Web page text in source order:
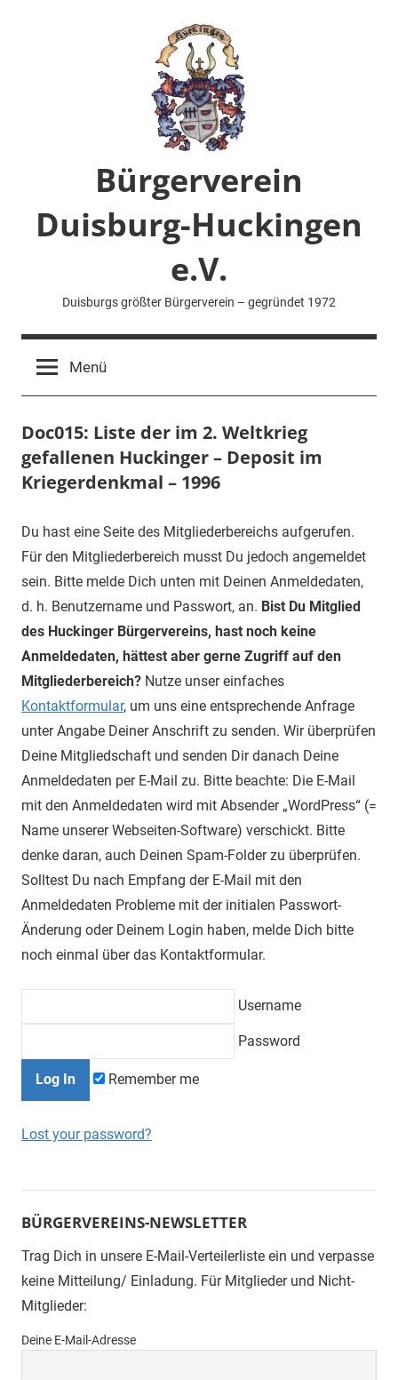
Bürgerverein
Duisburg-Huckingen
e.V.
Duisburgs größter Bürgerverein – gegründet 1972
Menü
Doc015: Liste der im 2. Weltkrieg
gefallenen Huckinger – Deposit im
Kriegerdenkmal – 1996
Du hast eine Seite des Mitgliederbereichs aufgerufen.
Für den Mitgliederbereich musst Du jedoch angemeldet
sein. Bitte melde Dich unten mit Deinen Anmeldedaten,
d. h. Benutzername und Passwort, an. Bist Du Mitglied
des Huckinger Bürgervereins, hast noch keine
Anmeldedaten, hättest aber gerne Zugriff auf den
Mitgliederbereich? Nutze unser einfaches
Kontaktformular, um uns eine entsprechende Anfrage
unter Angabe Deiner Anschrift zu senden. Wir überprüfen
Deine Mitgliedschaft und senden Dir danach Deine
Anmeldedaten per E-Mail zu. Bitte beachte: Die E-Mail
mit den Anmeldedaten wird mit Absender „WordPress“ (=
Name unserer Webseiten-Software) verschickt. Bitte
denke daran, auch Deinen Spam-Folder zu überprüfen.
Solltest Du nach Empfang der E-Mail mit den
Anmeldedaten Probleme mit der initialen Passwort-
Änderung oder Deinem Login haben, melde Dich bitte
noch einmal über das Kontaktformular.
Username
Password
Remember me
Lost your password?
BÜRGERVEREINS-NEWSLETTER
Trag Dich in unsere E-Mail-Verteilerliste ein und verpasse
keine Mitteilung/ Einladung. Für Mitglieder und Nicht-
Mitglieder:
Deine E-Mail-Adresse